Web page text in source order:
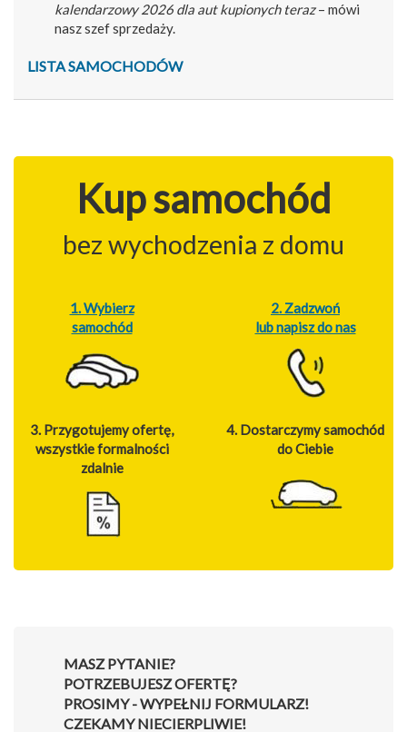
kalendarzowy 2026 dla aut kupionych teraz– mówi
nasz szef sprzedaży.
LISTA SAMOCHODÓW
Kup samochód
bez wychodzenia z domu
1. Wybierz
samochód
2. Zadzwoń
lub napisz do nas
3. Przygotujemy ofertę,
wszystkie formalności
zdalnie
4. Dostarczymy samochód
do Ciebie
MASZ PYTANIE?
POTRZEBUJESZ OFERTĘ?
PROSIMY - WYPEŁNIJ FORMULARZ!
CZEKAMY NIECIERPLIWIE!